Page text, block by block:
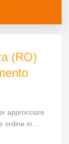
(RO)
approcciare
ordine in…